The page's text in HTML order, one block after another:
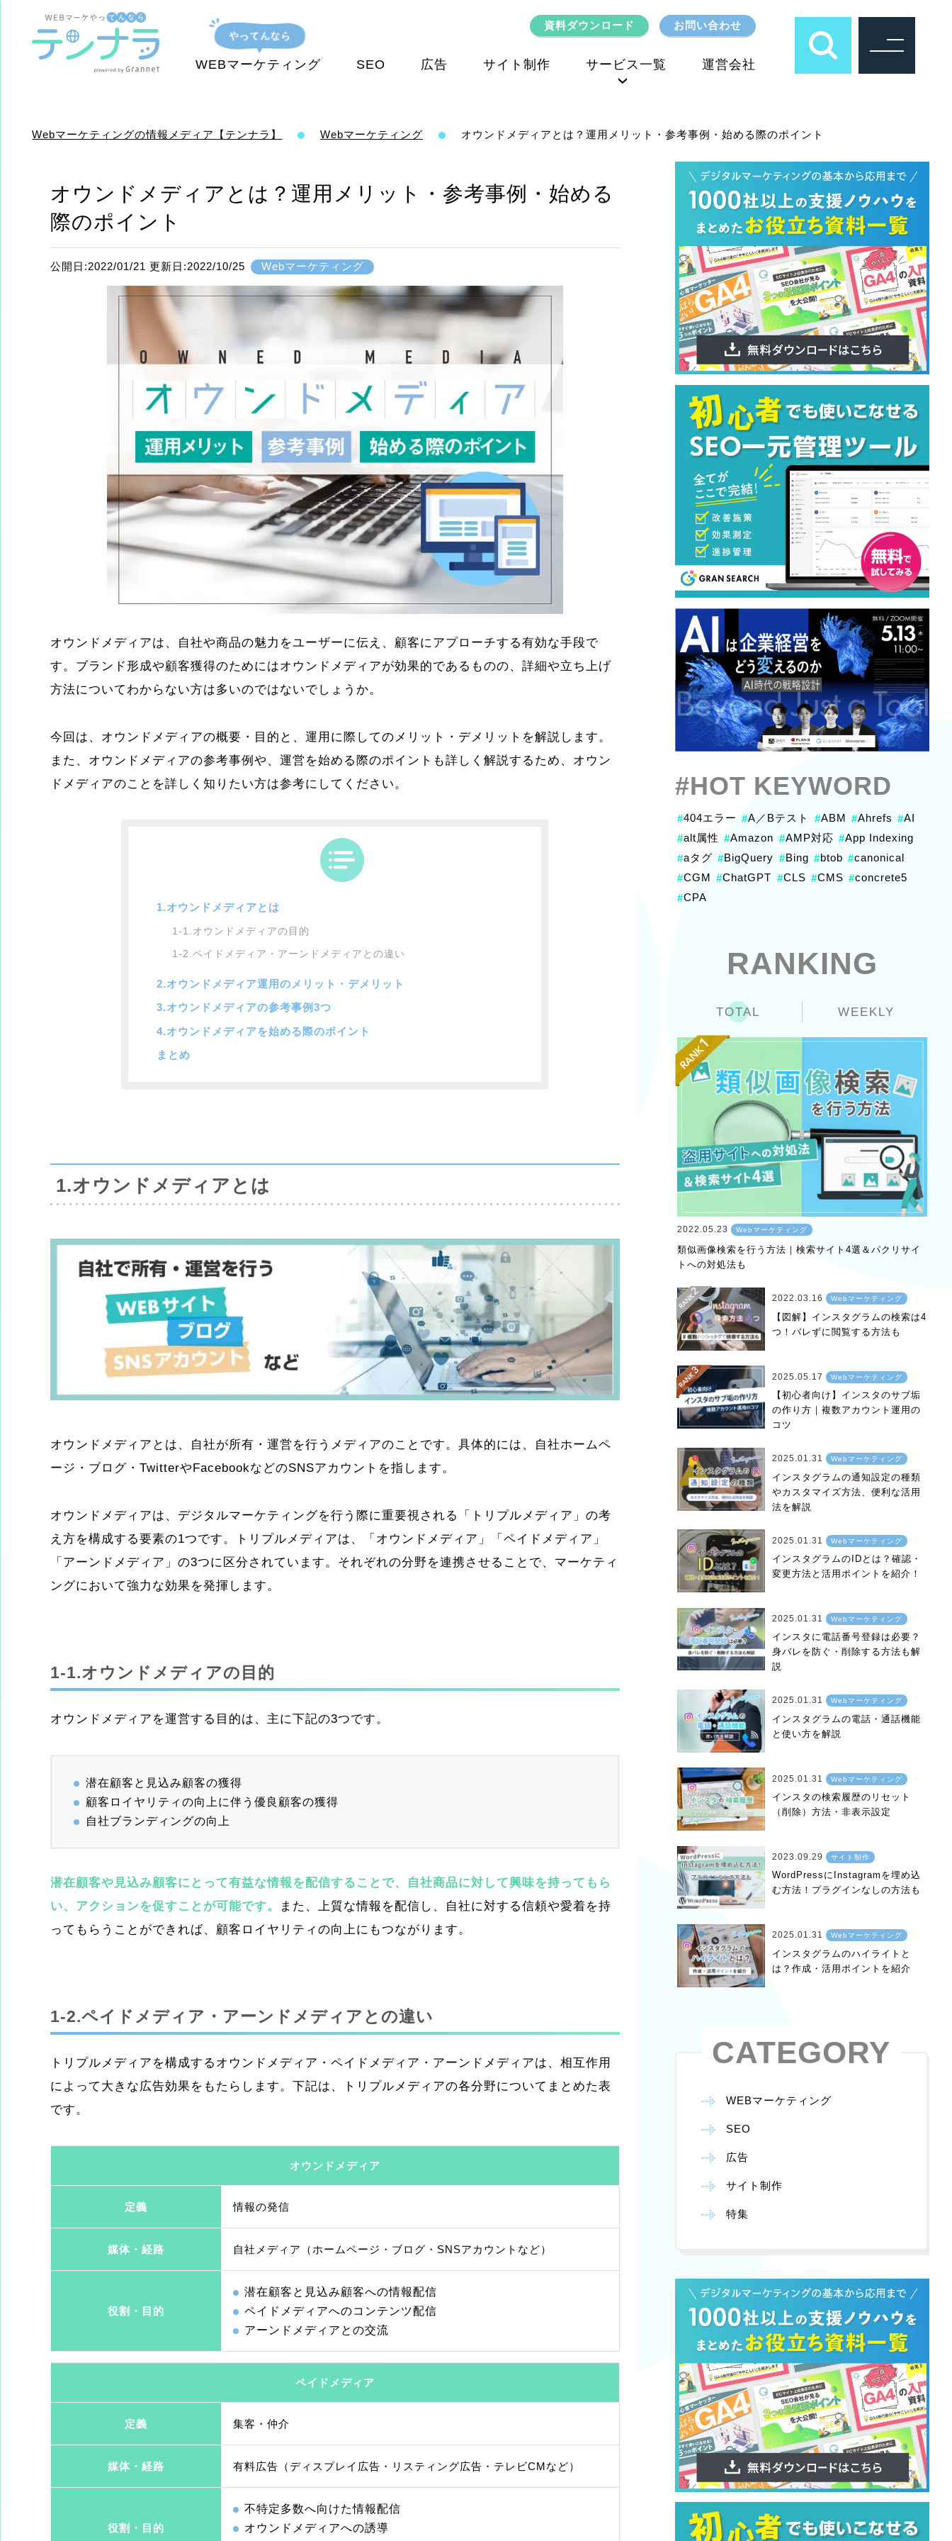
資料ダウンロード お問い合わせ
WEBマーケティング SEO 広告 サイト制作 サービス一覧 運営会社
Webマーケティングの情報メディア【テンナラ】 Webマーケティング オウンドメディアとは？運用メリット・参考事例・始める際のポイント
オウンドメディアとは？運用メリット・参考事例・始める
際のポイント
公開日:2022/01/21 更新日:2022/10/25 Webマーケティング
オウンドメディアは、自社や商品の魅力をユーザーに伝え、顧客にアプローチする有効な手段で
す。ブランド形成や顧客獲得のためにはオウンドメディアが効果的であるものの、詳細や立ち上げ
方法についてわからない方は多いのではないでしょうか。
今回は、オウンドメディアの概要・目的と、運用に際してのメリット・デメリットを解説します。
また、オウンドメディアの参考事例や、運営を始める際のポイントも詳しく解説するため、オウン
ドメディアのことを詳しく知りたい方は参考にしてください。
1.オウンドメディアとは
1-1.オウンドメディアの目的
1-2.ペイドメディア・アーンドメディアとの違い
2.オウンドメディア運用のメリット・デメリット
3.オウンドメディアの参考事例3つ
4.オウンドメディアを始める際のポイント
まとめ
1.オウンドメディアとは
オウンドメディアとは、自社が所有・運営を行うメディアのことです。具体的には、自社ホームペ
ージ・ブログ・TwitterやFacebookなどのSNSアカウントを指します。
オウンドメディアは、デジタルマーケティングを行う際に重要視される「トリプルメディア」の考
え方を構成する要素の1つです。トリプルメディアは、「オウンドメディア」「ペイドメディア」
「アーンドメディア」の3つに区分されています。それぞれの分野を連携させることで、マーケティ
ングにおいて強力な効果を発揮します。
1-1.オウンドメディアの目的
オウンドメディアを運営する目的は、主に下記の3つです。
潜在顧客と見込み顧客の獲得
顧客ロイヤリティの向上に伴う優良顧客の獲得
自社ブランディングの向上
潜在顧客や見込み顧客にとって有益な情報を配信することで、自社商品に対して興味を持ってもら
い、アクションを促すことが可能です。
また、上質な情報を配信し、自社に対する信頼や愛着を持
ってもらうことができれば、顧客ロイヤリティの向上にもつながります。
1-2.ペイドメディア・アーンドメディアとの違い
トリプルメディアを構成するオウンドメディア・ペイドメディア・アーンドメディアは、相互作用
によって大きな広告効果をもたらします。下記は、トリプルメディアの各分野についてまとめた表
です。
オウンドメディア
定義 情報の発信
媒体・経路 自社メディア（ホームページ・ブログ・SNSアカウントなど）
役割・目的
潜在顧客と見込み顧客への情報配信
ペイドメディアへのコンテンツ配信
アーンドメディアとの交流
ペイドメディア
定義 集客・仲介
媒体・経路 有料広告（ディスプレイ広告・リスティング広告・テレビCMなど）
役割・目的
不特定多数へ向けた情報配信
オウンドメディアへの誘導
#HOT KEYWORD
#404エラー #A／Bテスト #ABM #Ahrefs #AI
#alt属性 #Amazon #AMP対応 #App Indexing
#aタグ #BigQuery #Bing #btob #canonical
#CGM #ChatGPT #CLS #CMS #concrete5
#CPA
RANKING
TOTAL WEEKLY
2022.05.23 Webマーケティング
類似画像検索を行う方法｜検索サイト4選＆パクリサイ
トへの対処法も
2022.03.16 Webマーケティング
【図解】インスタグラムの検索は4
つ！バレずに閲覧する方法も
2025.05.17 Webマーケティング
【初心者向け】インスタのサブ垢
の作り方｜複数アカウント運用の
コツ
2025.01.31 Webマーケティング
インスタグラムの通知設定の種類
やカスタマイズ方法、便利な活用
法を解説
2025.01.31 Webマーケティング
インスタグラムのIDとは？確認・
変更方法と活用ポイントを紹介！
2025.01.31 Webマーケティング
インスタに電話番号登録は必要？
身バレを防ぐ・削除する方法も解
説
2025.01.31 Webマーケティング
インスタグラムの電話・通話機能
と使い方を解説
2025.01.31 Webマーケティング
インスタの検索履歴のリセット
（削除）方法・非表示設定
2023.09.29 サイト制作
WordPressにInstagramを埋め込
む方法！プラグインなしの方法も
2025.01.31 Webマーケティング
インスタグラムのハイライトと
は？作成・活用ポイントを紹介
CATEGORY
WEBマーケティング
SEO
広告
サイト制作
特集